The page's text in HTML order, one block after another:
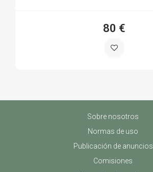
80 €
Sobre nosotros
Normas de uso
Publicación de anuncios
Comisiones